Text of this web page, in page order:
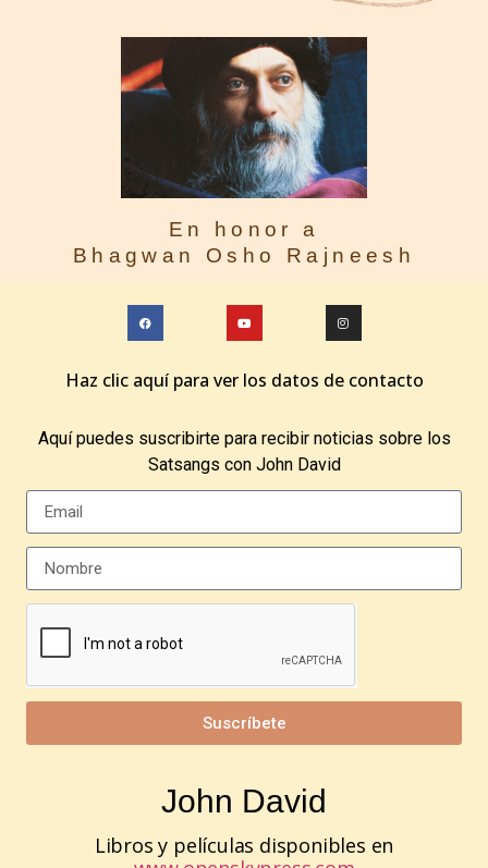
En honor a
Bhagwan Osho Rajneesh
Haz clic aquí para ver los datos de contacto
Aquí puedes suscribirte para recibir noticias sobre los
Satsangs con John David
Suscríbete
John David
Libros y películas disponibles en